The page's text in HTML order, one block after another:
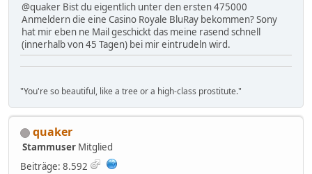
@quaker Bist du eigentlich unter den ersten 475000
Anmeldern die eine Casino Royale BluRay bekommen? Sony
hat mir eben ne Mail geschickt das meine rasend schnell
(innerhalb von 45 Tagen) bei mir eintrudeln wird.
"You're so beautiful, like a tree or a high-class prostitute."
quaker
Stammuser Mitglied
Beiträge: 8.592